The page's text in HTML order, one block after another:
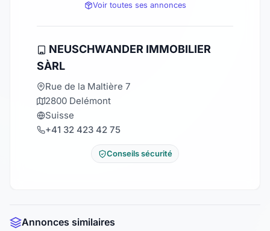
Voir toutes ses annonces
NEUSCHWANDER IMMOBILIER
SÀRL
Rue de la Maltière 7
2800 Delémont
Suisse
+41 32 423 42 75
Conseils sécurité
Annonces similaires